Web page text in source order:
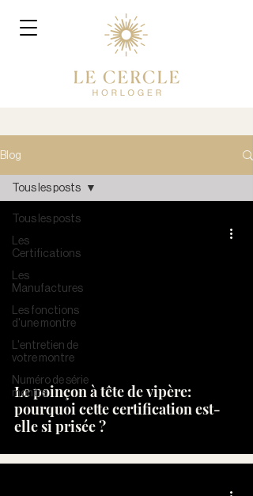
Blog
Tous les posts
Les
Certifications
Les
Manufactures
Les fonctions
d'une montre
L'entretien de
votre montre
Numéro de série
montre
Tous les posts
Le poinçon à tête de vipère:
pourquoi cette certification est-
elle si prisée ?